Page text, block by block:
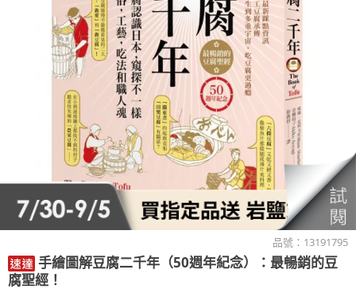
品號： 13191795
手繪圖解豆腐二千年（50週年紀念）：最暢銷的豆
腐聖經！